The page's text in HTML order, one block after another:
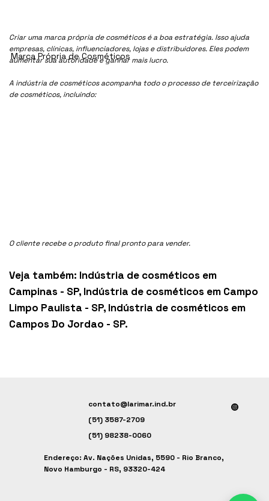
Criar uma marca própria de cosméticos é a boa estratégia. Isso ajuda
empresas, clínicas, influenciadores, lojas e distribuidores. Eles podem
aumentar sua autoridade e ganhar mais lucro.
A indústria de cosméticos acompanha todo o processo de terceirização
de cosméticos, incluindo:
O cliente recebe o produto final pronto para vender.
Veja também: Indústria de cosméticos em
Campinas - SP, Indústria de cosméticos em Campo
Limpo Paulista - SP, Indústria de cosméticos em
Campos Do Jordao - SP.
Marca Própria de Cosméticos
contato@larimar.ind.br
(51) 3587-2709
(51) 98238-0060
Endereço: Av. Nações Unidas, 5590 - Rio Branco,
Novo Hamburgo - RS, 93320-424